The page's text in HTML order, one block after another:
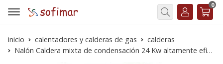
Buscar
0
inicio calentadores y calderas de gas
calderas
Nalón Caldera mixta de condensación 24 Kw altamente eficiente y silenciosa